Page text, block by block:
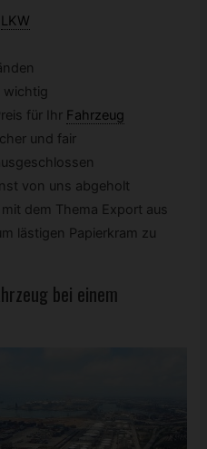
LKW
wichtig
für Ihr Fahrzeug
und fair
von uns abgeholt
dem Thema Export aus
lästigen Papierkram zu
bei einem